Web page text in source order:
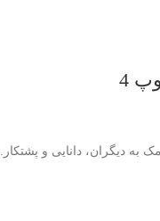
4
به دیگران، دانایی و پشتکار.